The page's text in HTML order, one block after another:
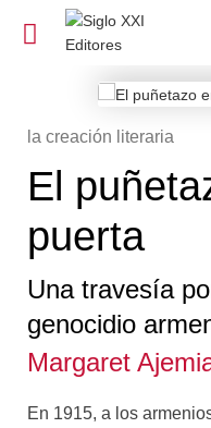
la creación literaria
El
puerta
Una travesía
genocidio
Margaret
En 1915, a los